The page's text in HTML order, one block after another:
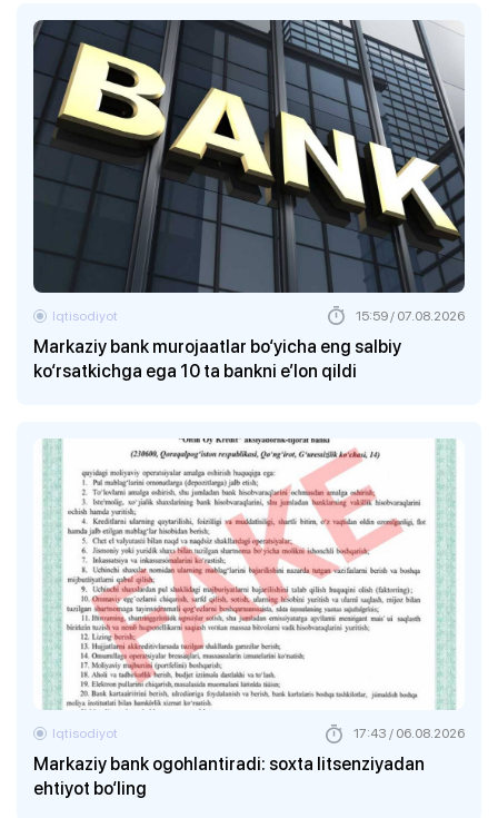
Markaziy bank murojaatlar bo‘yicha eng salbiy
ko‘rsatkichga ega 10 ta bankni e’lon qildi
Iqtisodiyot 15:59 / 07.08.2026
Markaziy bank ogohlantiradi: soxta litsenziyadan
ehtiyot bo‘ling
Iqtisodiyot 17:43 / 06.08.2026